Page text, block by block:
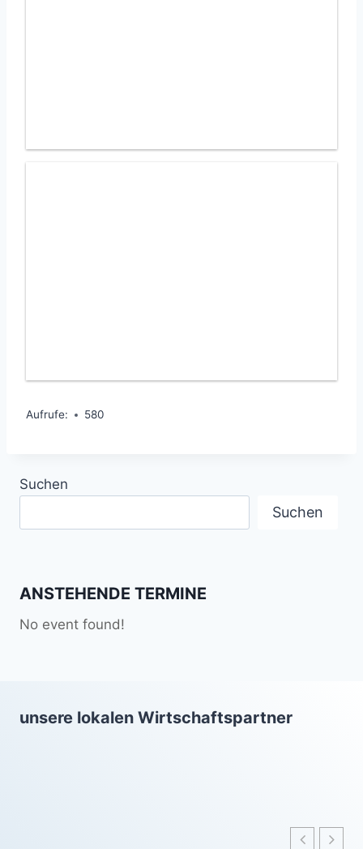
Aufrufe: 580
Suchen
Suchen
ANSTEHENDE TERMINE
No event found!
unsere lokalen Wirtschaftspartner